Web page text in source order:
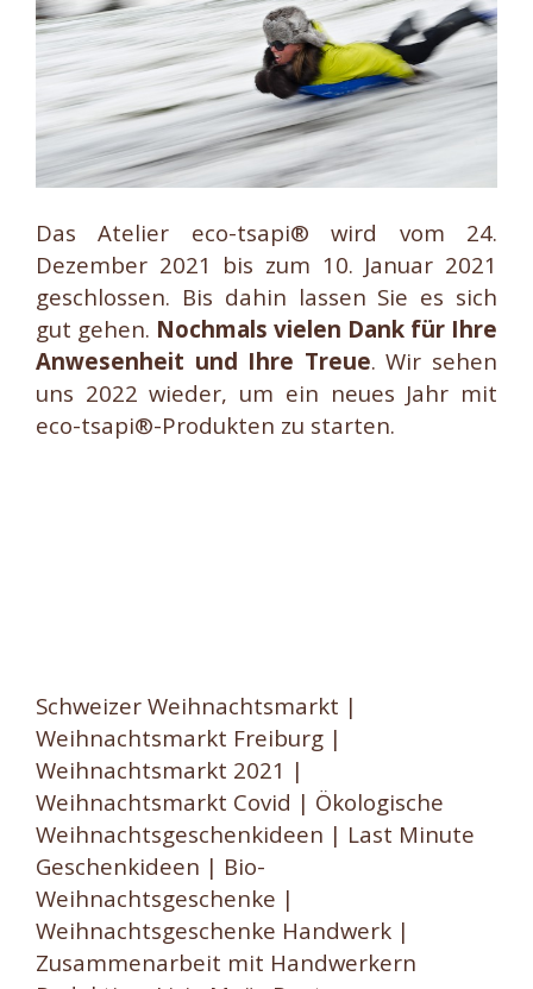
Das Atelier eco-tsapi® wird vom 24.
Dezember 2021 bis zum 10. Januar 2021
geschlossen. Bis dahin lassen Sie es sich
gut gehen. Nochmals vielen Dank für Ihre
Anwesenheit und Ihre Treue. Wir sehen
uns 2022 wieder, um ein neues Jahr mit
eco-tsapi®-Produkten zu starten.
Schweizer Weihnachtsmarkt |
Weihnachtsmarkt Freiburg |
Weihnachtsmarkt 2021 |
Weihnachtsmarkt Covid | Ökologische
Weihnachtsgeschenkideen | Last Minute
Geschenkideen | Bio-
Weihnachtsgeschenke |
Weihnachtsgeschenke Handwerk |
Zusammenarbeit mit Handwerkern